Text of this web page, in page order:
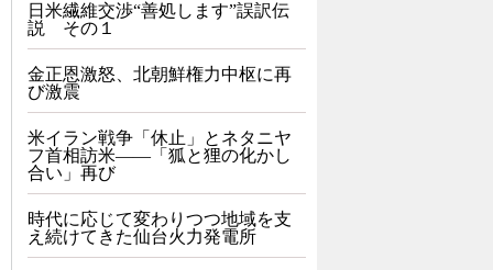
日米繊維交渉“善処します”誤訳伝
説 その１
金正恩激怒、北朝鮮権力中枢に再
び激震
米イラン戦争「休止」とネタニヤ
フ首相訪米――「狐と狸の化かし
合い」再び
時代に応じて変わりつつ地域を支
え続けてきた仙台火力発電所